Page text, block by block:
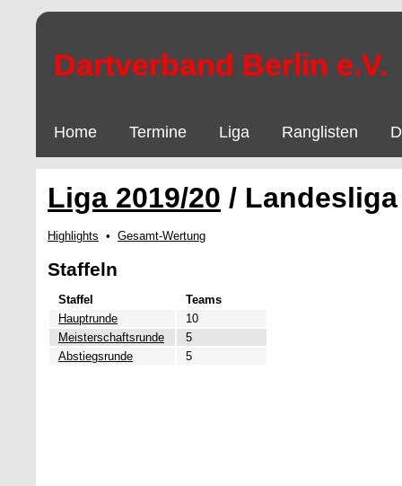
Dartverband Berlin e.V.
Home Termine Liga Ranglisten
Liga 2019/20 / Landesliga
Highlights • Gesamt-Wertung
Staffeln
Staffel
Teams
Hauptrunde
10
Meisterschaftsrunde
5
Abstiegsrunde
5